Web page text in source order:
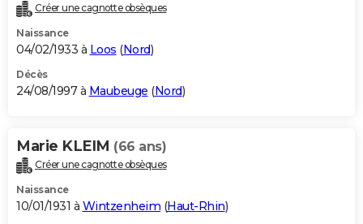
Créer une cagnotte obsèques
Naissance
04/02/1933 à Loos (Nord)
Décès
24/08/1997 à Maubeuge (Nord)
Marie KLEIM (66 ans)
Créer une cagnotte obsèques
Naissance
10/01/1931 à Wintzenheim (Haut-Rhin)